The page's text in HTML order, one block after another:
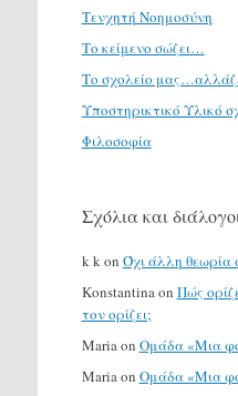
Τενχητή Νοημοσύνη
Το κείμενο σώζει…
Το σχολείο
Υποστηρικτικό Υλικό
Φιλοσοφία
Σχόλια και
k kon Όχι άλλη θεωρία
Konstantinaon Πώς
τον ορίζει;
Mariaon Ομάδα «Μια
Mariaon Ομάδα «Μια